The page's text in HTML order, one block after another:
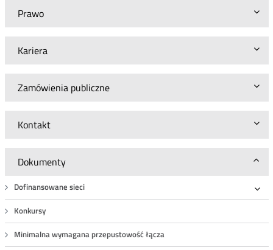
Prawo
Kariera
Zamówienia publiczne
Kontakt
Dokumenty
Dofinansowane sieci
Konkursy
Minimalna wymagana przepustowość łącza